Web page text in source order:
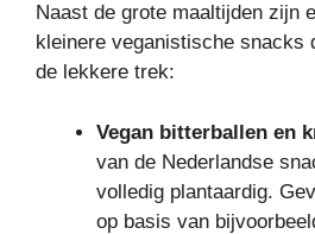
Naast de grote maaltijden zijn
kleinere veganistische snacks
de lekkere trek:
Vegan bitterballen en
van de Nederlandse
volledig plantaardig.
op basis van